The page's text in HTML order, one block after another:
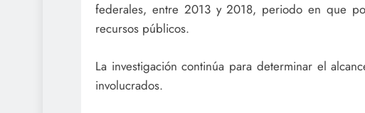
federales, entre 2013 y 2018, periodo en que
recursos públicos.
La investigación continúa para determinar el
involucrados.